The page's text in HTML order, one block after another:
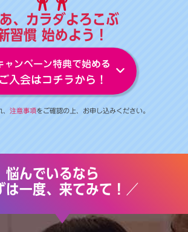
、カラダよろこぶ
習慣 始めよう！
ャンペーン特典で始める
ご入会はコチラから！
注意事項をご確認の上、お申し込みください。
悩んでいるなら
は一度、来てみて！／